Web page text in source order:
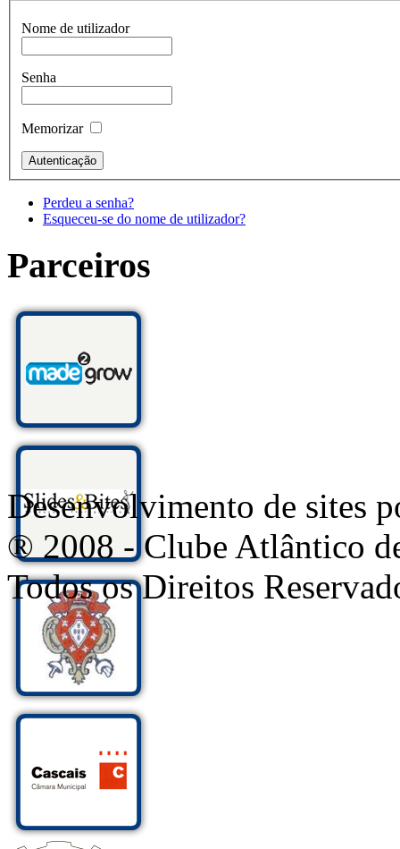
Nome de utilizador
Senha
Memorizar
Perdeu a senha?
Esqueceu-se do nome de utilizador?
Parceiros
Desenvolvimento de sites
® 2008 - Clube Atlântico
Todos os Direitos